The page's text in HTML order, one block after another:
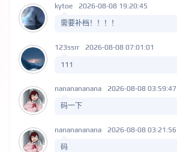
kytoe 2026-08-08 19:20:45
需要补档！！！！
123ssrr 2026-08-08 07:01:01
111
nananananana 2026-08-08 03:59:47
码一下
nananananana 2026-08-08 03:21:56
码